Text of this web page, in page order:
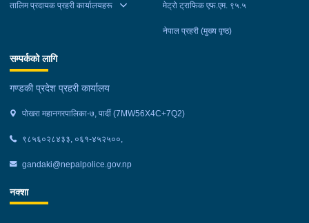
तालिम प्रदायक प्रहरी कार्यालयहरू मेट्रो ट्राफिक एफ.एम. ९५.५
नेपाल प्रहरी (मुख्य पृष्ठ)
सम्पर्कको लागि
गण्डकी प्रदेश प्रहरी कार्यालय
पोखरा महानगरपालिका-७, पार्दी (7MW56X4C+7Q2)
९८५६०२८४३३, ०६१-४५२५००,
gandaki@nepalpolice.gov.np
नक्शा